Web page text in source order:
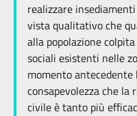
realizzare
vista qualitativo che
alla popolazione
sociali esistenti nelle
momento
consapevolezza che la
civile è tanto più